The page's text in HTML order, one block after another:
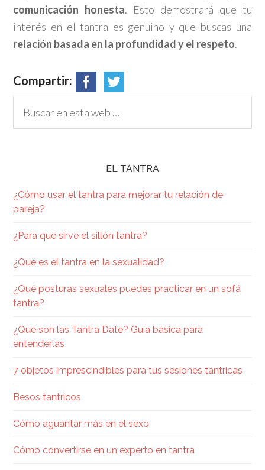
comunicación honesta. Esto demostrará que tu
interés en el tantra es genuino y que buscas una
relación basada en la profundidad y el respeto.
Compartir:
EL TANTRA
¿Cómo usar el tantra para mejorar tu relación de
pareja?
¿Para qué sirve el sillón tantra?
¿Qué es el tantra en la sexualidad​?
¿Qué posturas sexuales puedes practicar en un sofá
tantra?
¿Qué son las Tantra Date? Guía básica para
entenderlas
7 objetos imprescindibles para tus sesiones tántricas
Besos tantricos
Cómo aguantar más en el sexo
Cómo convertirse en un experto en tantra